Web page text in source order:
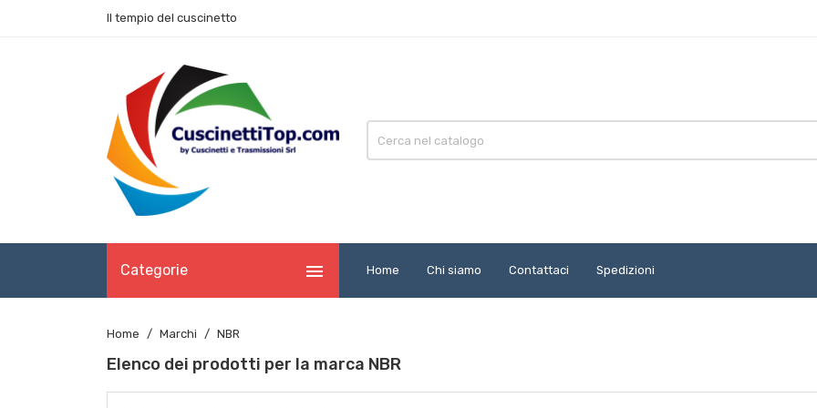
Il tempio del cuscinetto
Categorie  Home Chi siamo Contattaci Spedizioni
Home Marchi NBR
Elenco dei prodotti per la marca NBR